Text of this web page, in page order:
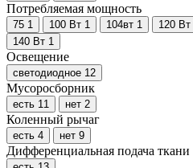
Потребляемая мощность
75 1 100 Вт 1 104вт 1 120 Вт
140 Вт 1
Освещение
светодиодное 12
Мусоросборник
есть 11 нет 2
Коленный рычаг
есть 4 нет 9
Дифференциальная подача ткани